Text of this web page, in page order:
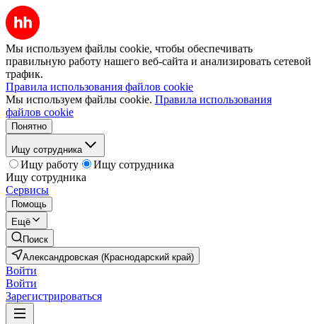
Мы используем файлы cookie, чтобы обеспечивать
правильную работу нашего веб-сайта и анализировать сетевой
трафик.
Правила использования файлов cookie
Мы используем файлы cookie. Правила использования
файлов cookie
Понятно
Ищу сотрудника
Ищу работу
Ищу сотрудника
Ищу сотрудника
Сервисы
Помощь
Ещё
Поиск
Александровская (Краснодарский край)
Войти
Войти
Зарегистрироваться